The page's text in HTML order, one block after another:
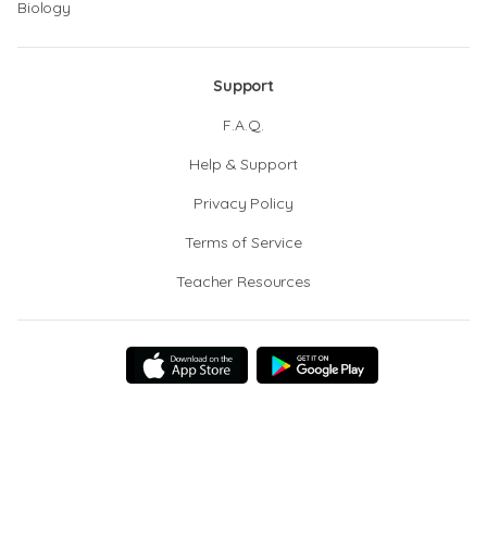
Biology
Support
F.A.Q.
Help & Support
Privacy Policy
Terms of Service
Teacher Resources